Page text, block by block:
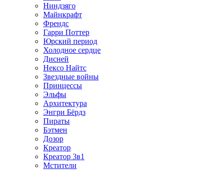
Ниндзяго
Майнкрафт
Френдс
Гарри Поттер
Юрский период
Холодное сердце
Дисней
Нексо Найтс
Звездные войны
Принцессы
Эльфы
Архитектура
Энгри Бёрдз
Пираты
Бэтмен
Дозор
Креатор
Креатор 3в1
Мстители